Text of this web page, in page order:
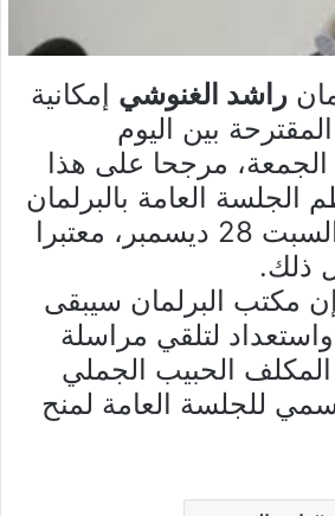
راشد الغنوشي إمكانية
بين اليوم
مرجحا على هذا
الجلسة العامة بالبرلمان
لمنح الثقة يوم السبت 28 ديسمبر، معتبرا
ذلك.
مكتب البرلمان سيبقى
لتلقي مراسلة
الحبيب الجملي
للجلسة العامة لمنح